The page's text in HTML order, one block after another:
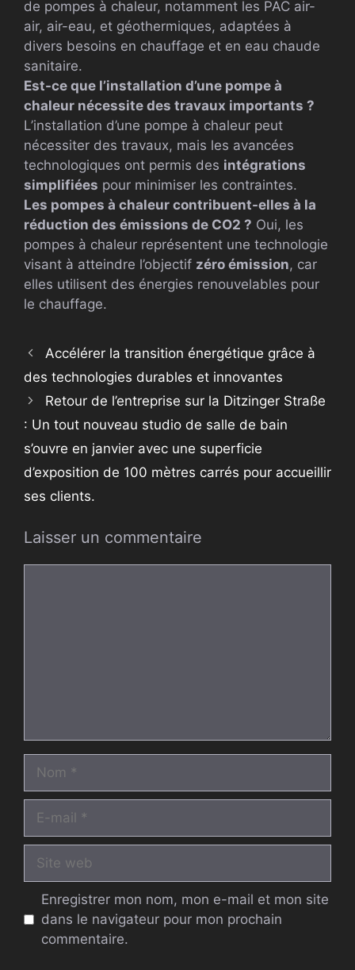
de pompes à chaleur, notamment les PAC air-
air, air-eau, et géothermiques, adaptées à
divers besoins en chauffage et en eau chaude
sanitaire.
Est-ce que l’installation d’une pompe à
chaleur nécessite des travaux importants ?
L’installation d’une pompe à chaleur peut
nécessiter des travaux, mais les avancées
technologiques ont permis des intégrations
simplifiées pour minimiser les contraintes.
Les pompes à chaleur contribuent-elles à la
réduction des émissions de CO2 ? Oui, les
pompes à chaleur représentent une technologie
visant à atteindre l’objectif zéro émission, car
elles utilisent des énergies renouvelables pour
le chauffage.
Accélérer la transition énergétique grâce à
des technologies durables et innovantes
Retour de l’entreprise sur la Ditzinger Straße
: Un tout nouveau studio de salle de bain
s’ouvre en janvier avec une superficie
d’exposition de 100 mètres carrés pour accueillir
ses clients.
Laisser un commentaire
Enregistrer mon nom, mon e-mail et mon site
dans le navigateur pour mon prochain
commentaire.